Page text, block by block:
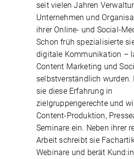
seit vielen Jahren
Unternehmen und
ihrer Online- und Social-
Schon früh spezialisierte
digitale Kommunikation –
Content Marketing und
selbstverständlich wurden.
sie diese Erfahrung in
zielgruppengerechte und
Content-Produktion,
Seminare ein. Neben ihrer
Arbeit schreibt sie
Webinare und berät